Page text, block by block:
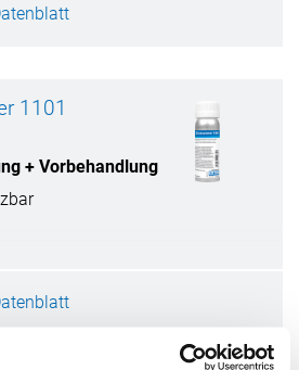
1101
+ Vorbehandlung